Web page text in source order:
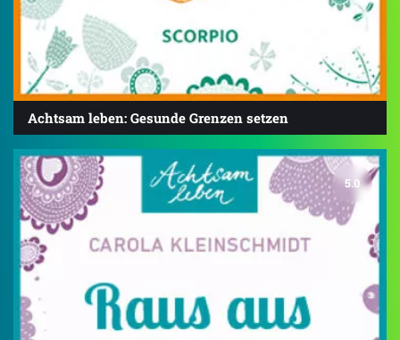
Achtsam leben: Gesunde Grenzen setzen
5.0